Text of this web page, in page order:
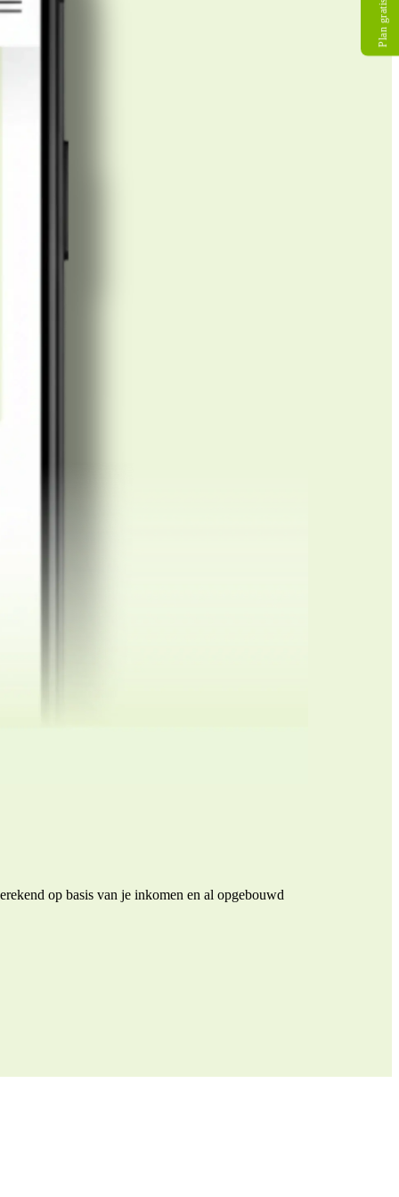
op basis van je inkomen en al opgebouwd